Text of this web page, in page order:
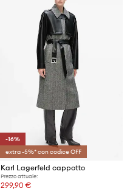
-16%
extra -5%* con codice OFF
Karl Lagerfeld cappotto
Prezzo attuale:
299,90 €